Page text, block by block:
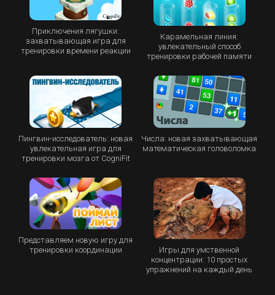
Приключения лягушки:
захватывающая игра для
тренировки времени реакции
Карамельная линия:
увлекательный способ
тренировки рабочей памяти
Пингвин-исследователь: новая
увлекательная игра для
тренировки мозга от CogniFit
Числа: новая захватывающая
математическая головоломка
Представляем новую игру для
тренировки координации
Игры для умственной
концентрации: 10 простых
упражнений на каждый день